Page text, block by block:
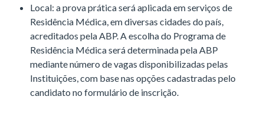
Local: a prova prática será aplicada em serviços de
Residência Médica, em diversas cidades do país,
acreditados pela ABP. A escolha do Programa de
Residência Médica será determinada pela ABP
mediante número de vagas disponibilizadas pelas
Instituições, com base nas opções cadastradas pelo
candidato no formulário de inscrição.